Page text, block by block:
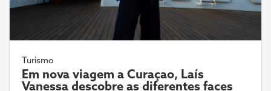
Turismo
Em nova viagem a Curaçao, Laís
Vanessa descobre as diferentes faces